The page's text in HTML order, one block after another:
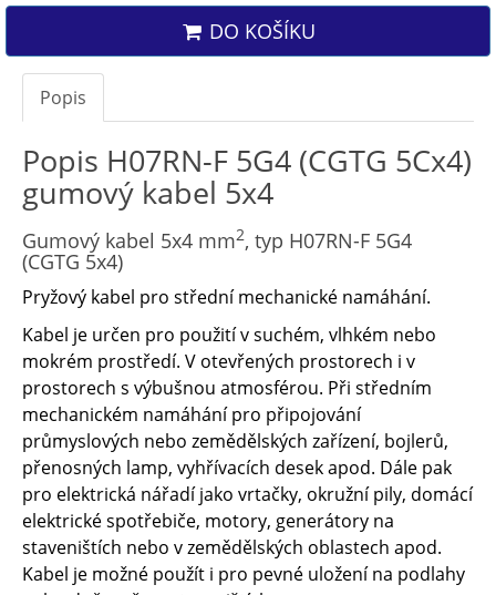
DO KOŠÍKU
Popis
Popis H07RN-F 5G4 (CGTG 5Cx4)
gumový kabel 5x4
Gumový kabel 5x4 mm2, typ H07RN-F 5G4
(CGTG 5x4)
Pryžový kabel pro střední mechanické namáhání.
Kabel je určen pro použití v suchém, vlhkém nebo
mokrém prostředí. V otevřených prostorech i v
prostorech s výbušnou atmosférou. Při středním
mechanickém namáhání pro připojování
průmyslových nebo zemědělských zařízení, bojlerů,
přenosných lamp, vyhřívacích desek apod. Dále pak
pro elektrická nářadí jako vrtačky, okružní pily, domácí
elektrické spotřebiče, motory, generátory na
staveništích nebo v zemědělských oblastech apod.
Kabel je možné použít i pro pevné uložení na podlahy